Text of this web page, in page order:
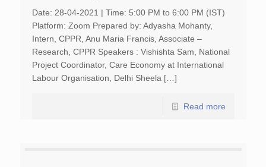
Date: 28-04-2021 | Time: 5:00 PM to 6:00 PM (IST)
Platform: Zoom Prepared by: Adyasha Mohanty,
Intern, CPPR, Anu Maria Francis, Associate –
Research, CPPR Speakers : Vishishta Sam, National
Project Coordinator, Care Economy at International
Labour Organisation, Delhi Sheela […]
Read more